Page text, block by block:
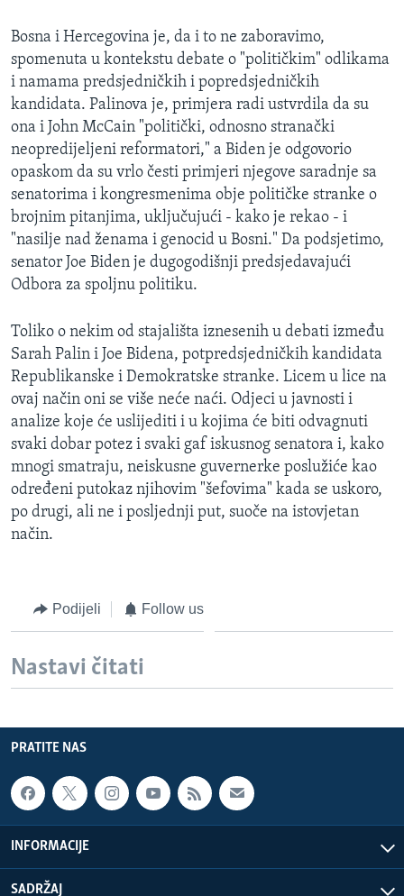
Bosna i Hercegovina je, da i to ne zaboravimo,
spomenuta u kontekstu debate o "političkim" odlikama
i namama predsjedničkih i popredsjedničkih
kandidata. Palinova je, primjera radi ustvrdila da su
ona i John McCain "politički, odnosno stranački
neopredijeljeni reformatori," a Biden je odgovorio
opaskom da su vrlo česti primjeri njegove saradnje sa
senatorima i kongresmenima obje političke stranke o
brojnim pitanjima, uključujući - kako je rekao - i
"nasilje nad ženama i genocid u Bosni." Da podsjetimo,
senator Joe Biden je dugogodišnji predsjedavajući
Odbora za spoljnu politiku.
Toliko o nekim od stajališta iznesenih u debati između
Sarah Palin i Joe Bidena, potpredsjedničkih kandidata
Republikanske i Demokratske stranke. Licem u lice na
ovaj način oni se više neće naći. Odjeci u javnosti i
analize koje će uslijediti i u kojima će biti odvagnuti
svaki dobar potez i svaki gaf iskusnog senatora i, kako
mnogi smatraju, neiskusne guvernerke poslužiće kao
određeni putokaz njihovim "šefovima" kada se uskoro,
po drugi, ali ne i posljednji put, suoče na istovjetan
način.
Podijeli Follow us
Nastavi čitati
PRATITE NAS
INFORMACIJE
SADRŽAJ